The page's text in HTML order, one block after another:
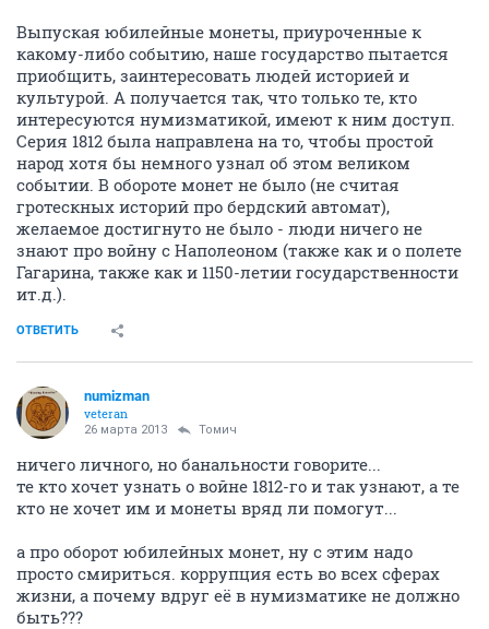
Выпуская юбилейные монеты, приуроченные к
какому-либо событию, наше государство пытается
приобщить, заинтересовать людей историей и
культурой. А получается так, что только те, кто
интересуются нумизматикой, имеют к ним доступ.
Серия 1812 была направлена на то, чтобы простой
народ хотя бы немного узнал об этом великом
событии. В обороте монет не было (не считая
гротескных историй про бердский автомат),
желаемое достигнуто не было - люди ничего не
знают про войну с Наполеоном (также как и о полете
Гагарина, также как и 1150-летии государственности
ит.д.).
ОТВЕТИТЬ
numizman
veteran
26 марта 2013 Томич
ничего личного, но банальности говорите...
те кто хочет узнать о войне 1812-го и так узнают, а те
кто не хочет им и монеты вряд ли помогут...
а про оборот юбилейных монет, ну с этим надо
просто смириться. коррупция есть во всех сферах
жизни, а почему вдруг её в нумизматике не должно
быть???